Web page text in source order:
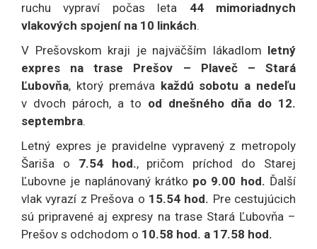
ruchu vypraví počas leta 44 mimoriadnych
vlakových spojení na 10 linkách.
V Prešovskom kraji je najväčším lákadlom letný
expres na trase Prešov – Plaveč – Stará
Ľubovňa, ktorý premáva každú sobotu a nedeľu
v dvoch pároch, a to od dnešného dňa do 12.
septembra.
Letný expres je pravidelne vypravený z metropoly
Šariša o 7.54 hod., pričom príchod do Starej
Ľubovne je naplánovaný krátko po 9.00 hod. Ďalší
vlak vyrazí z Prešova o 15.54 hod. Pre cestujúcich
sú pripravené aj expresy na trase Stará Ľubovňa –
Prešov s odchodom o 10.58 hod. a 17.58 hod.